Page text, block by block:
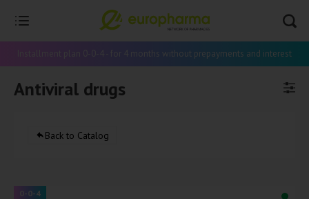
Installment plan 0-0-4 - for 4 months without prepayments and interest
Antiviral drugs
Back to Catalog
0-0-4